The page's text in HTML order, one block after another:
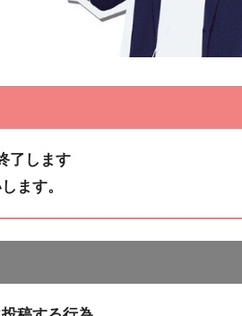
了します
ます。